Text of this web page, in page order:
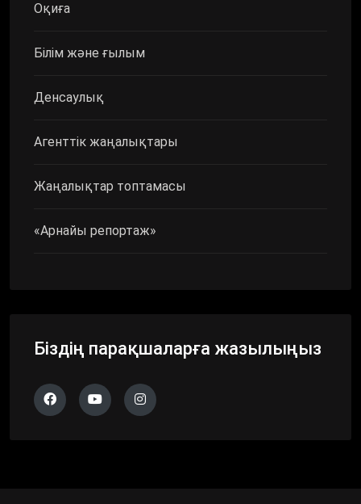
Оқиға
Білім және ғылым
Денсаулық
Агенттік жаңалықтары
Жаңалықтар топтамасы
«Арнайы репортаж»
Біздің парақшаларға жазылыңыз